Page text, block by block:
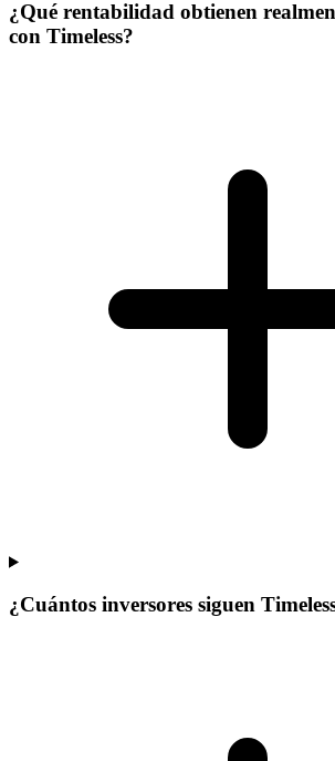
¿Qué rentabilidad obtienen
con Timeless?
¿Cuántos inversores siguen